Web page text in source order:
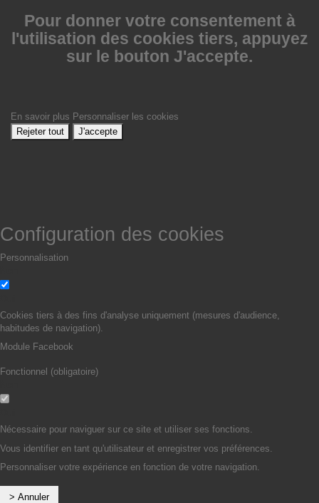
Pour donner votre consentement à
l'utilisation des cookies tiers, appuyez
sur le bouton J'accepte.
En savoir plus Personnaliser les cookies
Rejeter tout
J'accepte
Configuration des cookies
Personnalisation
Cookies tiers à des fins d'analyse uniquement (mesures d'audience,
habitudes de navigation).
Module Facebook
Fonctionnel (obligatoire)
Nécessaire pour naviguer sur ce site et utiliser ses fonctions.
Vous identifier en tant qu'utilisateur et enregistrer vos préférences.
Personnaliser votre expérience en fonction de votre navigation.
> Annuler